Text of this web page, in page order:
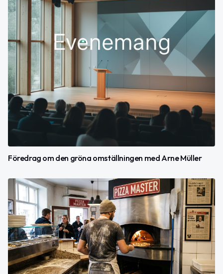
Föredrag om den gröna omställningen med Arne Müller